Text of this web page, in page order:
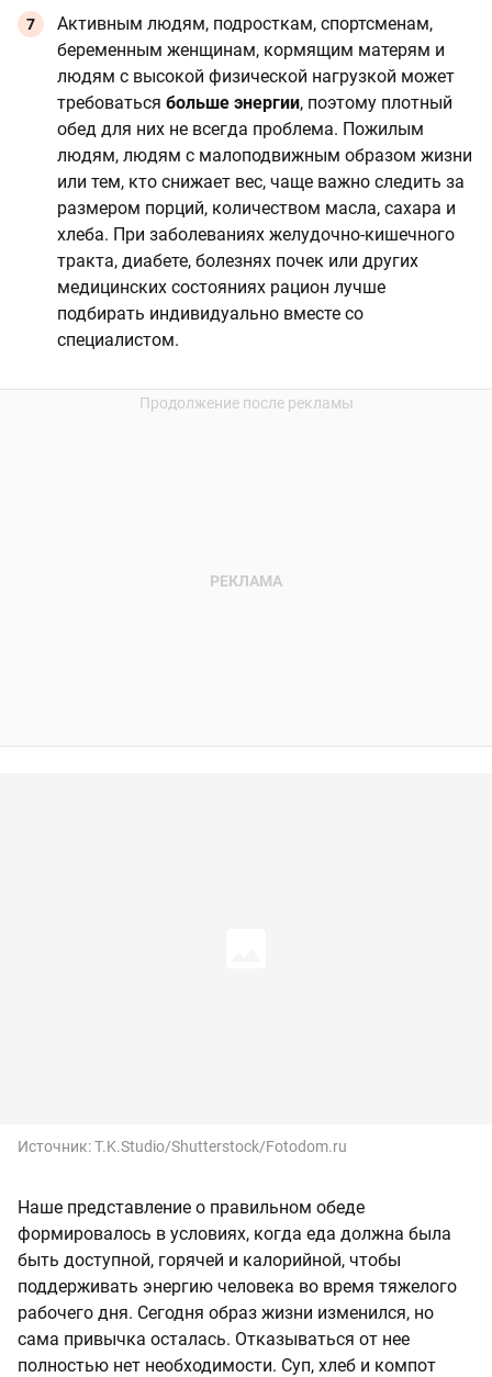
Активным людям, подросткам, спортсменам,
беременным женщинам, кормящим матерям и
людям с высокой физической нагрузкой может
требоваться больше энергии, поэтому плотный
обед для них не всегда проблема. Пожилым
людям, людям с малоподвижным образом жизни
или тем, кто снижает вес, чаще важно следить за
размером порций, количеством масла, сахара и
хлеба. При заболеваниях желудочно-кишечного
тракта, диабете, болезнях почек или других
медицинских состояниях рацион лучше
подбирать индивидуально вместе со
специалистом.
Источник:T.K.Studio/Shutterstock/Fotodom.ru
Наше представление о правильном обеде
формировалось в условиях, когда еда должна была
быть доступной, горячей и калорийной, чтобы
поддерживать энергию человека во время тяжелого
рабочего дня. Сегодня образ жизни изменился, но
сама привычка осталась. Отказываться от нее
полностью нет необходимости. Суп, хлеб и компот